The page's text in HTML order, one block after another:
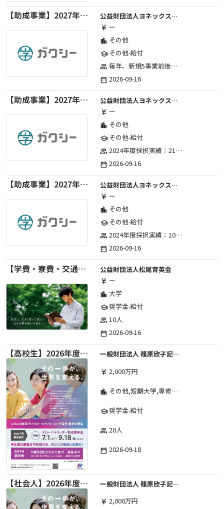
【助成事業】2027年度中学校部活動の地域展開推進に関する助成金
公益財団法人ヨネックススポーツ振興財団
currency_yen ー
location_city その他
schoolその他-給付
group 毎年、新規5事業前後への助成金交付を予定とし、初年度5事業、2年目合計10事業前後、3年目合計15事業前後、4年目以降は15事業前後にて実施する。 2025年度採択実績：5事業、2026年度採択実績：5事業
date_range 2026-09-16
【助成事業】2027年度（通年）国際交流普及事業に関する助成金
公益財団法人ヨネックススポーツ振興財団
currency_yen ー
location_city その他
schoolその他-給付
group 2024年度採択実績：21事業（前期11・後期10）、2025年度採択実績：30事業（前期15・後期15）、2026年度採択実績：40事業 ※2026年度より、前期・後期の区分を廃止し、年1回の申請受付となりました。
date_range 2026-09-16
【助成事業】2027年度（通年）ジュニアスポーツ振興に関する助成金
公益財団法人ヨネックススポーツ振興財団
currency_yen ー
location_city その他
schoolその他-給付
group 2024年度採択実績：107事業（前期45・後期62）、2025年度採択実績：103事業（前期48・後期55）、2026年度採択実績：97事業 ※2026年度より、前期・後期の区分を廃止し、年1回の申請受付となりました。
date_range 2026-09-16
【学費・寮費・交通費給付】2027年度第71期育英生募集
公益財団法人松尾育英会
currency_yen ー
location_city 大学
school奨学金-給付
group 10人
date_range 2026-09-16
【高校生】2026年度 しのはら財団 アメリカ・イギリス・カナダ英語留学奨学金
一般財団法人 篠原欣子記念財団 (海外留学奨学金グループ)
currency_yen 2,000万円
location_city その他,短期大学,専修学校,高等専門学校,高等学校,大学院,大学
school奨学金-給付
group 20人
date_range 2026-09-18
【社会人】2026年度 しのはら財団 アメリカ・イギリス・カナダ英語留学奨学金
一般財団法人 篠原欣子記念財団 (海外留学奨学金グループ)
currency_yen 2,000万円